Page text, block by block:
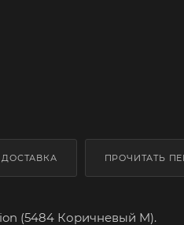
ДОСТАВКА ПРОЧИТАТЬ
(5484 Коричневый M).